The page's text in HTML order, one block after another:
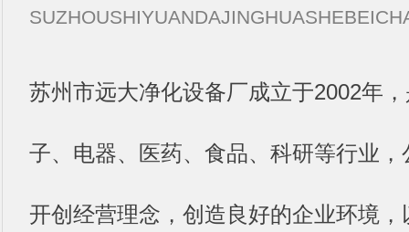
苏州市远大净化设备厂成立于2002年
子、电器、医药、食品、科研等行业
开创经营理念，创造良好的企业环境